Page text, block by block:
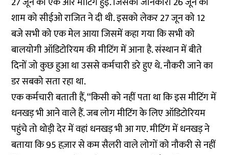
शाम को सीईओ राजित ने दी थी. इसको लेकर 27 जून को 12
बजे सभी को एक मेल आया जिसमें कहा गया कि सभी को
बालयोगी ऑडिटोरियम की मीटिंग में आना है. संस्थान में बीते
दिनों जो कुछ हुआ था उससे कर्मचारी डरे हुए थे. नौकरी जाने का
डर सबको सता रहा था.
एक कर्मचारी बताती हैं, ‘‘किसी को नहीं पता था कि इस मीटिंग में
धनखड़ भी आने वाले हैं. जब लोग मीटिंग के लिए ऑडिटोरियम
पहुंचे तो थोड़ी देर में वहां धनखड़ भी आ गए. मीटिंग में धनखड़ ने
बताया कि 95 हज़ार से कम सैलरी वाले लोगों को नौकरी से नहीं